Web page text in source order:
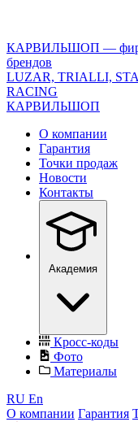
version="1.0"
encoding="utf-
8"?
>
КАРВИЛЬШОП —
брендов
LUZAR, TRIALLI,
RACING
КАРВИЛЬШОП
О компании
Гарантия
Точки продаж
Новости
Контакты
Академия
Кросс-коды
Фото
Материалы
RU En
О компании Гарантия